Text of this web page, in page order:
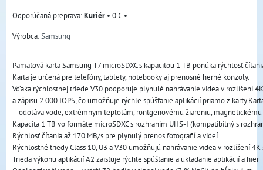
Kuriér • 0 € •
Výrobca:Samsung
Pamäťová karta Samsung T7 microSDXC s kapacitou 1 TB ponúka rýchlosť
Karta je určená pre telefóny, tablety, notebooky aj prenosné herné konzoly.
Vďaka rýchlostnej triede V30 podporuje plynulé nahrávanie videa v rozlíšení
a zápisu 2 000 IOPS, čo umožňuje rýchle spúšťanie aplikácií priamo z
– odoláva vode, extrémnym teplotám, röntgenovému žiareniu,
Kapacita 1 TB vo formáte microSDXC s rozhraním UHS-I (kompatibilný s
Rýchlosť čítania až 170 MB/s pre plynulý prenos fotografií a videí
Rýchlostné triedy Class 10, U3 a V30 umožňujú nahrávanie videa v rozlíšení
Trieda výkonu aplikácií A2 zaisťuje rýchle spúšťanie a ukladanie aplikácií a hier